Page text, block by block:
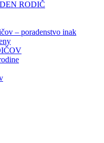
RODIČ
– poradenstvo inak